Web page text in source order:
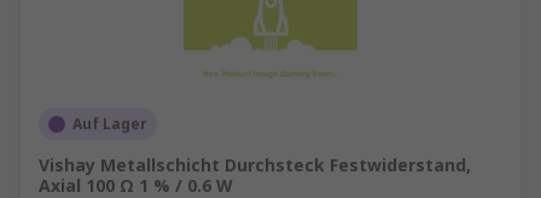
Auf Lager
Vishay Metallschicht Durchsteck Festwiderstand,
Axial 100 Ω 1 % / 0.6 W